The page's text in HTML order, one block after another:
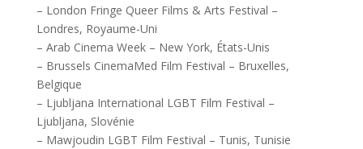
– London Fringe Queer Films & Arts Festival –
Londres, Royaume-Uni
– Arab Cinema Week – New York, États-Unis
– Brussels CinemaMed Film Festival – Bruxelles,
Belgique
– Ljubljana International LGBT Film Festival –
Ljubljana, Slovénie
– Mawjoudin LGBT Film Festival – Tunis, Tunisie